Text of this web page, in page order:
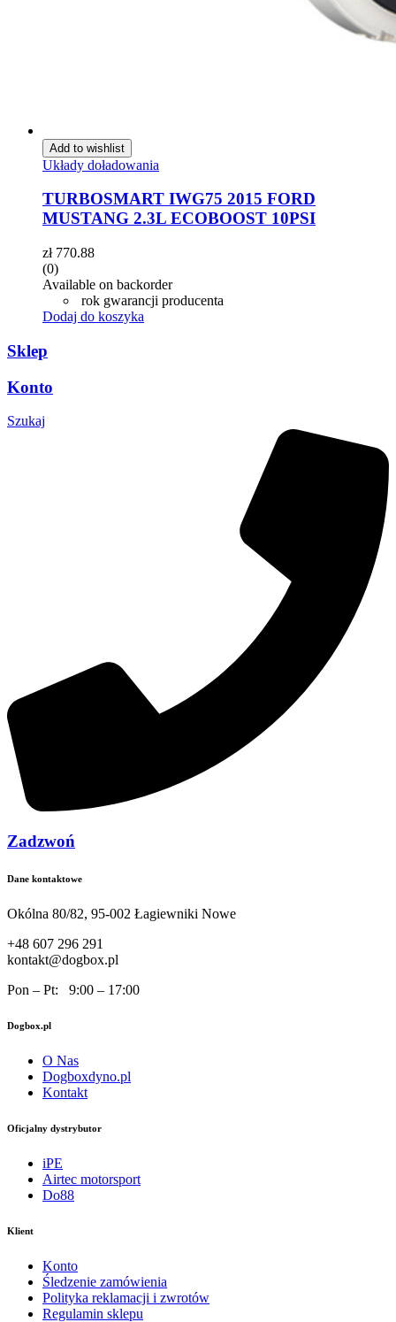
Add to wishlist
Układy doładowania
TURBOSMART IWG75 2015 FORD
MUSTANG 2.3L ECOBOOST 10PSI
zł770.88
(0)
Available on backorder
rok gwarancji producenta
Dodaj do koszyka
Sklep
Konto
Szukaj
Zadzwoń
Dane kontaktowe
Okólna 80/82, 95-002 Łagiewniki Nowe
+48 607 296 291
kontakt@dogbox.pl
Pon – Pt: 9:00 – 17:00
Dogbox.pl
O Nas
Dogboxdyno.pl
Kontakt
Oficjalny dystrybutor
iPE
Airtec motorsport
Do88
Klient
Konto
Śledzenie zamówienia
Polityka reklamacji i zwrotów
Regulamin sklepu